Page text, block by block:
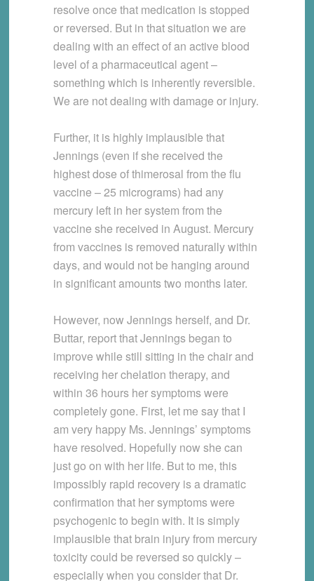
resolve once that medication is stopped
or reversed. But in that situation we are
dealing with an effect of an active blood
level of a pharmaceutical agent –
something which is inherently reversible.
We are not dealing with damage or injury.
Further, it is highly implausible that
Jennings (even if she received the
highest dose of thimerosal from the flu
vaccine – 25 micrograms) had any
mercury left in her system from the
vaccine she received in August. Mercury
from vaccines is removed naturally within
days, and would not be hanging around
in significant amounts two months later.
However, now Jennings herself, and Dr.
Buttar, report that Jennings began to
improve while still sitting in the chair and
receiving her chelation therapy, and
within 36 hours her symptoms were
completely gone. First, let me say that I
am very happy Ms. Jennings’ symptoms
have resolved. Hopefully now she can
just go on with her life. But to me, this
impossibly rapid recovery is a dramatic
confirmation that her symptoms were
psychogenic to begin with. It is simply
implausible that brain injury from mercury
toxicity could be reversed so quickly –
especially when you consider that Dr.